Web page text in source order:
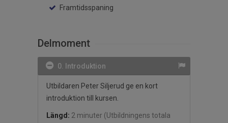
Framtidsspaning
Delmoment
0. Introduktion
Utbildaren Peter Siljerud ge en kort
introduktion till kursen.
Längd: 2 minuter (Utbildningens totala